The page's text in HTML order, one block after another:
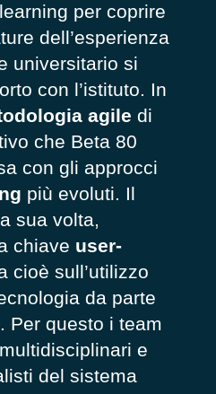
per coprire
dell’esperienza
universitario si
con l’istituto. In
agile di
che Beta 80
con gli approcci
più evoluti. Il
sua volta,
chiave user-
cioè sull’utilizzo
da parte
Per questo i team
e
del sistema